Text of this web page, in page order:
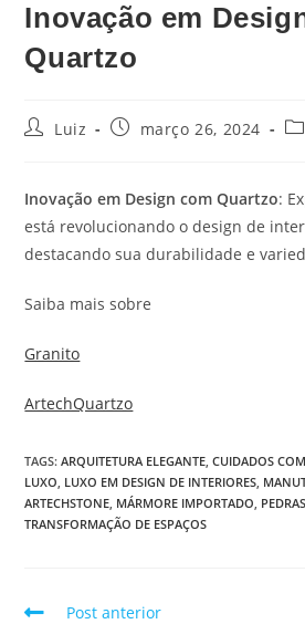
Inovação em
Quartzo
Luiz março 26, 2024
Inovação em Design com Quartzo:
está revolucionando o design de
destacando sua durabilidade e
Saiba mais sobre
Granito
ArtechQuartzo
TAGS:ARQUITETURA ELEGANTE, CUIDADOS
LUXO, LUXO EM DESIGN DE INTERIORES,
ARTECHSTONE, MÁRMORE IMPORTADO,
TRANSFORMAÇÃO DE ESPAÇOS
Post anterior